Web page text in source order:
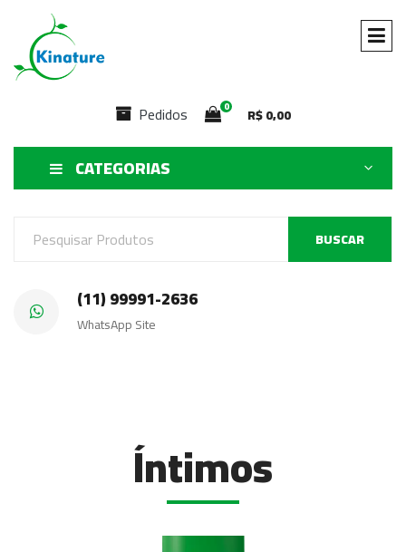
Pedidos 0 R$0,00
CATEGORIAS
BUSCAR
(11) 99991-2636
WhatsApp Site
Íntimos